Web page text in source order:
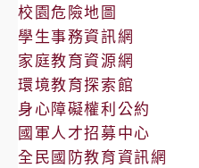
校園危險地圖
學生事務資訊網
家庭教育資源網
環境教育探索館
身心障礙權利公約
國軍人才招募中心
全民國防教育資訊網